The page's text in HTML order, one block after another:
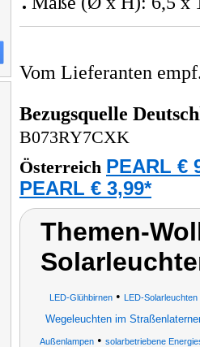
Vom Lieferanten
Bezugsquelle
B073RY7CXK
Österreich PEARL €
PEARL € 3,99*
Themen-
LED-Glühbirnen • LED-Solarleuchten
Wegeleuchten im
Außenlampen • solarbetriebene